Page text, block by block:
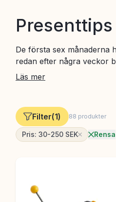
De första sex månaderna
redan efter några veckor
att rätt leksak faktiskt
Läs mer
Filter(1) 88 produkter
Pris: 30-250 SEK Rensa